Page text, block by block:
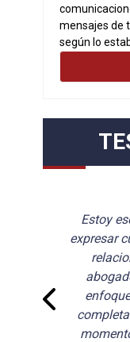
mensajes de
según lo
Estoy
expresar